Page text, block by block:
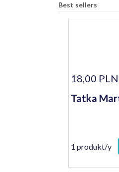
Best sellers
18,00 PLN
Tatka
1 produkt/y